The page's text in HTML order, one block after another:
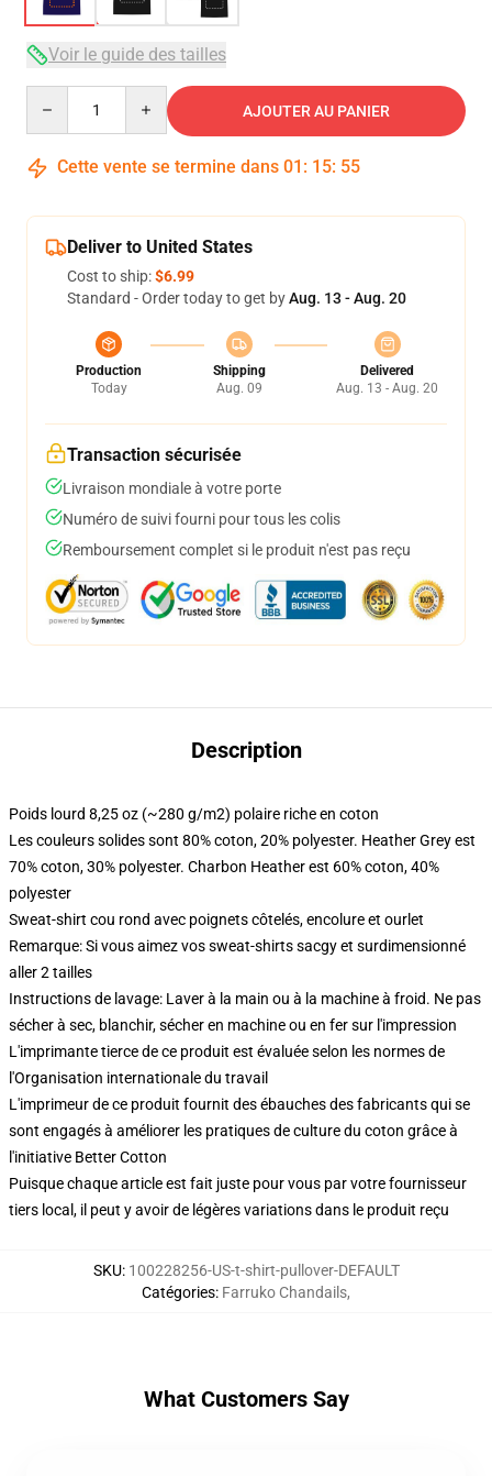
Voir le guide des tailles
AJOUTER AU PANIER
Cette vente se termine dans 01 : 15: 54
Deliver to United States
Cost to ship:$6.99
Standard - Order today to get byAug. 13 - Aug. 20
Production
Today
Shipping
Aug. 09
Delivered
Aug. 13 - Aug. 20
Transaction sécurisée
Livraison mondiale à votre porte
Numéro de suivi fourni pour tous les colis
Remboursement complet si le produit n'est pas reçu
Description
Poids lourd 8,25 oz (~280 g/m2) polaire riche en coton
Les couleurs solides sont 80% coton, 20% polyester. Heather Grey est
70% coton, 30% polyester. Charbon Heather est 60% coton, 40%
polyester
Sweat-shirt cou rond avec poignets côtelés, encolure et ourlet
Remarque: Si vous aimez vos sweat-shirts sacgy et surdimensionné
aller 2 tailles
Instructions de lavage: Laver à la main ou à la machine à froid. Ne pas
sécher à sec, blanchir, sécher en machine ou en fer sur l'impression
L'imprimante tierce de ce produit est évaluée selon les normes de
l'Organisation internationale du travail
L'imprimeur de ce produit fournit des ébauches des fabricants qui se
sont engagés à améliorer les pratiques de culture du coton grâce à
l'initiative Better Cotton
Puisque chaque article est fait juste pour vous par votre fournisseur
tiers local, il peut y avoir de légères variations dans le produit reçu
SKU: 100228256-US-t-shirt-pullover-DEFAULT
Catégories: Farruko Chandails,
What Customers Say